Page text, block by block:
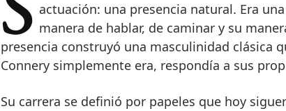
actuación: una presencia natural. Era
manera de hablar, de caminar y su
presencia construyó una masculinidad clásica
Connery simplemente era, respondía a sus
Su carrera se definió por papeles que hoy